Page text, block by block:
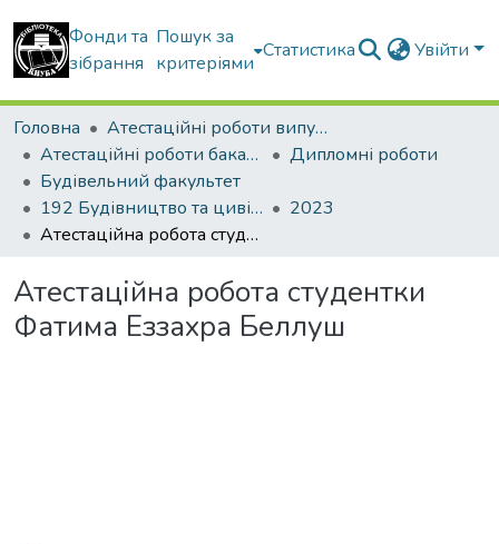
Фонди та
зібрання
Пошук за
критеріями
Статистика Увійти
Головна
Атестаційні роботи випускників
Атестаційні роботи бакалаврів
Дипломні роботи
Будівельний факультет
192 Будівництво та цивільна інженерія. Промислове і цивільне будівництво
2023
Атестаційна робота студентки Фатима Еззахра Беллуш
Атестаційна робота студентки
Фатима Еззахра Беллуш